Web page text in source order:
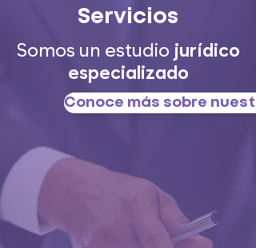
Servicios
Somos un estudio jurídico
especializado
Conoce más sobre